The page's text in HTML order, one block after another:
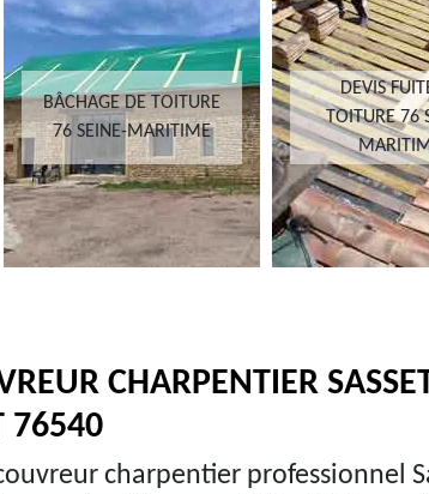
BÂCHAGE DE TOITURE
76 SEINE-MARITIME
DEVIS
TOITURE 76
CHARPENTIER
76540
charpentier professionnel